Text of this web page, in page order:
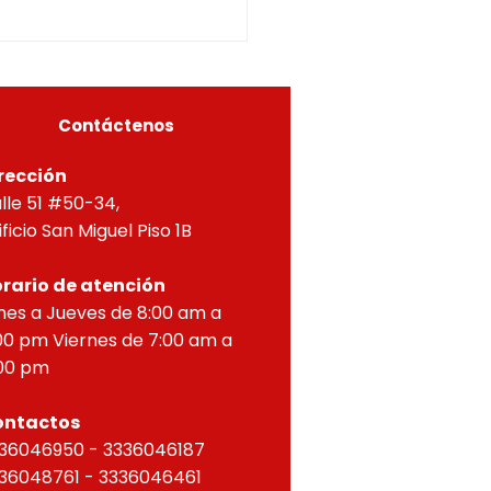
concordantes, hace
que según ra
Contáctenos
51 #50-34,
San Miguel Piso 1B
de atención
a Jueves de 8:00 am a
pm Viernes de 7:00 am a
pm
- 3336046187
- 3336046461